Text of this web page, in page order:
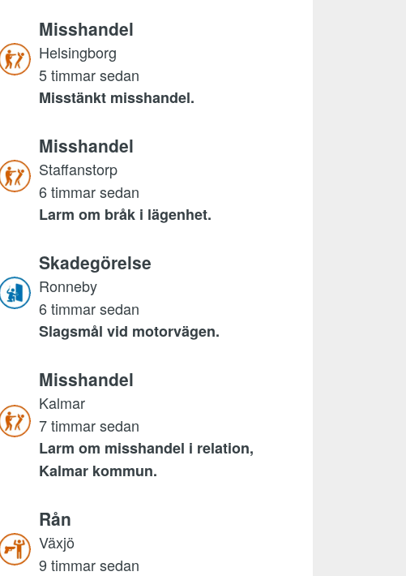
Misshandel
Helsingborg
5 timmar sedan
Misstänkt misshandel.
Misshandel
Staffanstorp
6 timmar sedan
Larm om bråk i lägenhet.
Skadegörelse
Ronneby
6 timmar sedan
Slagsmål vid motorvägen.
Misshandel
Kalmar
7 timmar sedan
Larm om misshandel i relation,
Kalmar kommun.
Rån
Växjö
9 timmar sedan